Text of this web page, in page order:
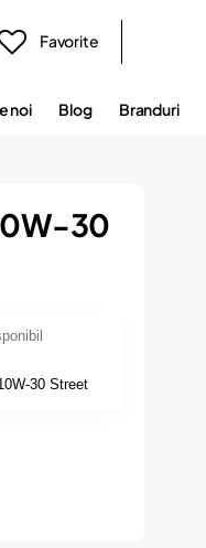
Favorite
noi Blog Branduri
30
30 Street